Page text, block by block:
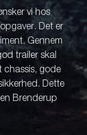
vi hos
Det er
Gennem
trailer skal
chassis, gode
Dette
Brenderup